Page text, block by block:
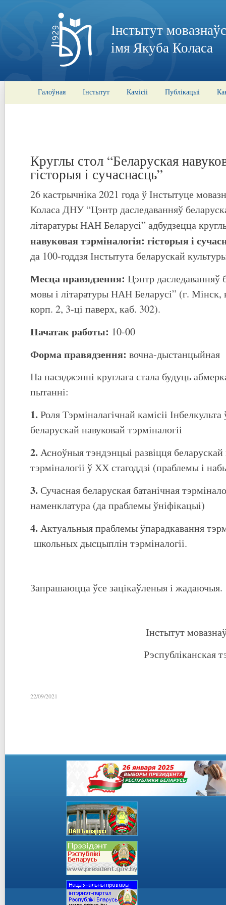
Інстытут
імя Якуба Коласа
Галоўная Інстытут Камісіі Публікацыі
Круглы стол “Беларуская
гісторыя і сучаснасць”
26 кастрычніка 2021 года ў Інстытуце
Коласа ДНУ “Цэнтр даследаванняў
літаратуры НАН Беларусі” адбудзецца
навуковая тэрміналогія: гісторыя і
да 100-годдзя Інстытута беларускай
Месца правядзення: Цэнтр даследаванняў
мовы і літаратуры НАН Беларусі” (г. Мінск,
корп. 2, 3-ці паверх, каб. 302).
Пачатак работы: 10-00
Форма правядзення: вочна-дыстанцыйная
На пасяджэнні круглага стала будуць
пытанні:
1.Роля Тэрміналагічнай камісіі
беларускай навуковай тэрміналогіі
2.Асноўныя тэндэнцыі развіцця беларускай
тэрміналогіі ў ХХ стагоддзі (праблемы і
3.Сучасная беларуская батанічная
наменклатура (да праблемы ўніфікацыі)
4.Актуальныя праблемы ўпарадкавання
школьных дысцыплін тэрміналогіі.
Запрашаюцца ўсе зацікаўленыя і жадаючыя.
Інстытут
Рэспубліканская
22/09/2021